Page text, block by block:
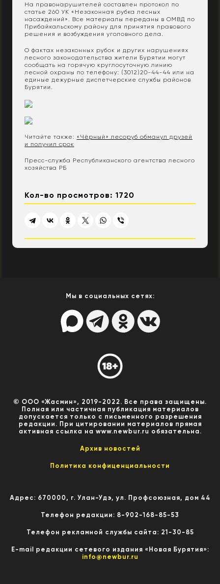
На правонарушителей составлен протокол по
статье 260 УК «Незаконная рубка лесных
насаждений». Все материалы переданы в ОМВД по
Прибайкальскому району для принятия правового
решения и возбуждения уголовного дела.
О фактах незаконных рубок и других нарушениях
лесного законодательства жители Бурятии могут
сообщать на горячую круглосуточную линию
лесной охраны по телефону: (3012)20-44-44 или на
единые дежурные диспетчерские службы районов
Бурятии.
Читайте также: «Чёрный» лесоруб обманул друзей
и получил срок
Пресс-служба Республиканского агентства лесного
хозяйства РБ
Кол-во просмотров: 1720
Мы в социальных сетях:
© ООО «Жасмин», 2019-2022. Все права защищены.
Полная или частичная публикация материалов
допускается только с письменного разрешения
редакции. При цитировании материалов прямая
активная ссылка на www.newbur.ru обязательна.
Архив новостей
Политика конфиценциальности
Адрес: 670000, г. Улан-Удэ, ул. Профсоюзная, дом 44
Телефон редакции: 8-902-168-85-53
Телефон рекламной службы сайта: 21-30-85
E-mail редакции сетевого издания «Новая Бурятия»:
info@newbur.ru